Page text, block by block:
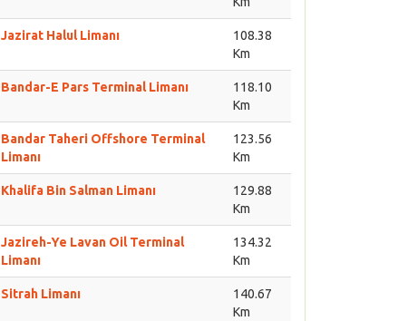
Jazirat Halul Limanı
108.38
Km
Bandar-E Pars Terminal Limanı
118.10
Km
Bandar Taheri Offshore Terminal
Limanı
123.56
Km
Khalifa Bin Salman Limanı
129.88
Km
Jazireh-Ye Lavan Oil Terminal
Limanı
134.32
Km
Sitrah Limanı
140.67
Km